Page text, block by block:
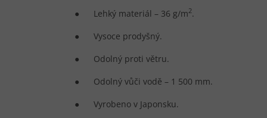
● Lehký materiál – 36 g/m2.
● Vysoce prodyšný.
● Odolný proti větru.
● Odolný vůči vodě – 1 500 mm.
● Vyrobeno v Japonsku.